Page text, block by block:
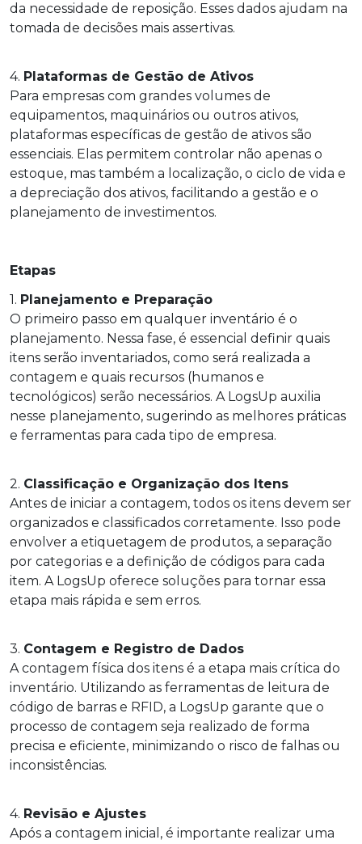
da necessidade de reposição. Esses dados ajudam na
tomada de decisões mais assertivas.
4. Plataformas de Gestão de Ativos
Para empresas com grandes volumes de
equipamentos, maquinários ou outros ativos,
plataformas específicas de gestão de ativos são
essenciais. Elas permitem controlar não apenas o
estoque, mas também a localização, o ciclo de vida e
a depreciação dos ativos, facilitando a gestão e o
planejamento de investimentos.
Etapas
1. Planejamento e Preparação
O primeiro passo em qualquer inventário é o
planejamento. Nessa fase, é essencial definir quais
itens serão inventariados, como será realizada a
contagem e quais recursos (humanos e
tecnológicos) serão necessários. A LogsUp auxilia
nesse planejamento, sugerindo as melhores práticas
e ferramentas para cada tipo de empresa.
2. Classificação e Organização dos Itens
Antes de iniciar a contagem, todos os itens devem ser
organizados e classificados corretamente. Isso pode
envolver a etiquetagem de produtos, a separação
por categorias e a definição de códigos para cada
item. A LogsUp oferece soluções para tornar essa
etapa mais rápida e sem erros.
3. Contagem e Registro de Dados
A contagem física dos itens é a etapa mais crítica do
inventário. Utilizando as ferramentas de leitura de
código de barras e RFID, a LogsUp garante que o
processo de contagem seja realizado de forma
precisa e eficiente, minimizando o risco de falhas ou
inconsistências.
4. Revisão e Ajustes
Após a contagem inicial, é importante realizar uma